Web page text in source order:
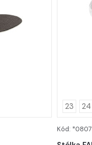
23 24
Kód: